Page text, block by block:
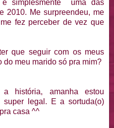
simplesmente uma das
2010. Me surpreendeu, me
fez perceber de vez que
que seguir com os meus
do meu marido só pra mim?
história, amanha estou
legal. E a sortuda(o)
casa ^^